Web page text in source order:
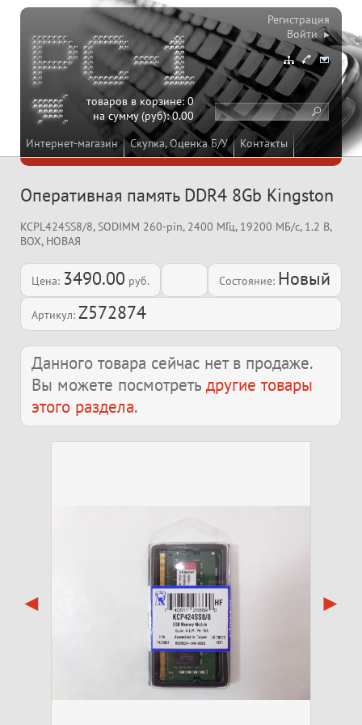
Интернет-магазин Скупка, Оценка Б/У Контакты
товаров в корзине:0
на сумму (руб):0.00
Регистрация
Войти ▸
Оперативная память DDR4 8Gb Kingston
KCPL424SS8/8, SODIMM 260-pin, 2400 МГц, 19200 МБ/с, 1.2 В,
BOX, НОВАЯ
Цена: 3490.00 руб. Состояние: Новый
Артикул: Z572874
Данного товара сейчас нет в продаже.
Вы можете посмотреть другие товары
этого раздела.